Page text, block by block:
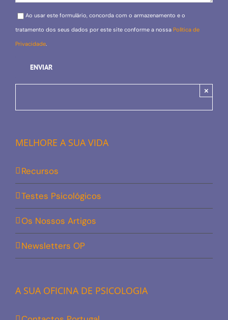
Please leave this field empty.
Ao usar este formulário, concorda com o armazenamento e o
tratamento dos seus dados por este site conforme a nossa Política de
Privacidade.
×
MELHORE A SUA VIDA
Recursos
Testes Psicológicos
Os Nossos Artigos
Newsletters OP
A SUA OFICINA DE PSICOLOGIA